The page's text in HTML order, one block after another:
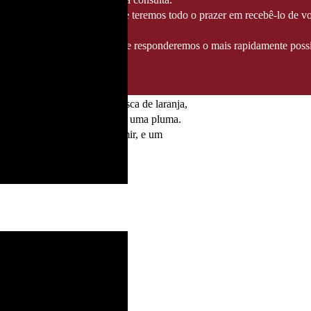
, altura em que teremos todo o prazer em recebê-lo de
info@fozgourmet.com e responderemos o mais rapidamente
Anos oferecem notas de casca de laranja,
com um final leve como uma pluma.
tranquilas antes de dormir, e um